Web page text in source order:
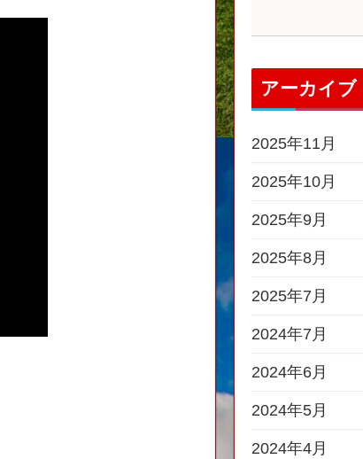
アーカイブ
2025年11月
2025年10月
2025年9月
2025年8月
2025年7月
2024年7月
2024年6月
2024年5月
2024年4月